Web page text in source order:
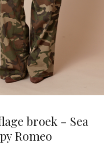
rood
dessin
grijs
groen
broek - Sea
Romeo